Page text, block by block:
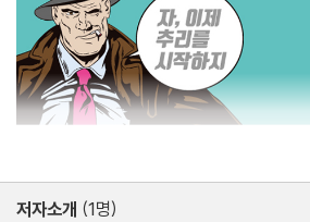
Q3. 사흘 동안의 미스터리
Lesson 3. 알리바이가 확실한 사람일수록
알리바이란 l 알면서도 당하는 알리바이의 트
Q2. 수상한 통화 기록
Q3. 완벽한 증언
저자소개 (1명)